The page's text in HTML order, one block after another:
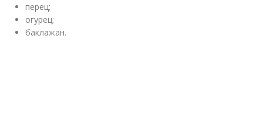
перец;
огурец;
баклажан.